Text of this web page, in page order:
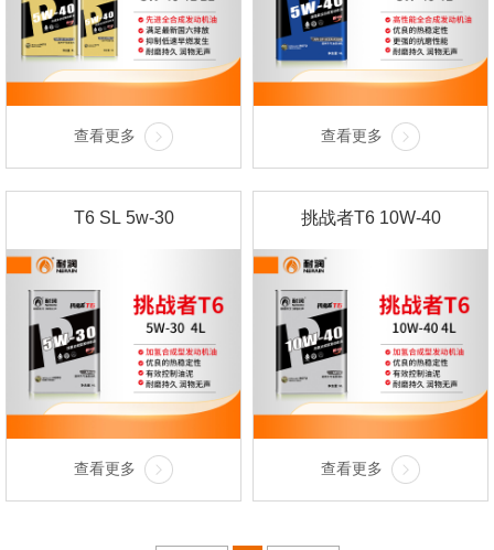
查看更多 查看更多
T6 SL 5w-30
查看更多
挑战者T6 10W-40
查看更多